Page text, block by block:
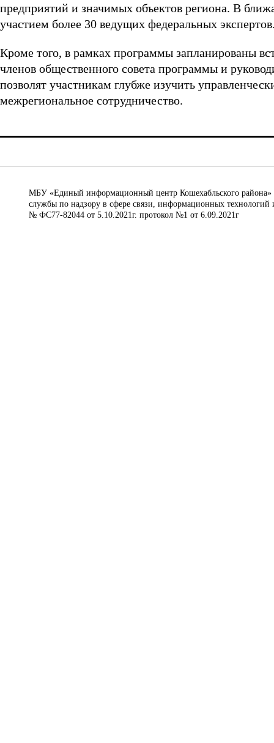
предприятий и значимых объектов региона. В
участием более 30 ведущих федеральных
Кроме того, в рамках программы запланированы
членов общественного совета программы и
позволят участникам глубже изучить
межрегиональное сотрудничество.
МБУ «Единый информационный центр Кошехабльского района»
службы по надзору в сфере связи, информационных
№ ФС77-82044 от 5.10.2021г. протокол №1 от 6.09.2021г